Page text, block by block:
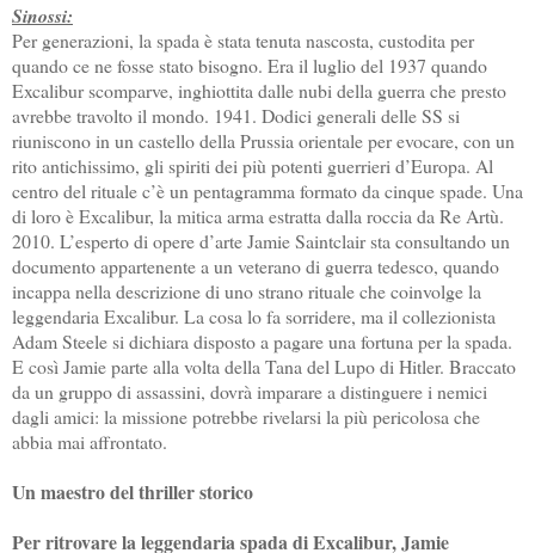
Sinossi:
Per generazioni, la spada è stata tenuta nascosta, custodita per
quando ce ne fosse stato bisogno. Era il luglio del 1937 quando
Excalibur scomparve, inghiottita dalle nubi della guerra che presto
avrebbe travolto il mondo. 1941. Dodici generali delle SS si
riuniscono in un castello della Prussia orientale per evocare, con un
rito antichissimo, gli spiriti dei più potenti guerrieri d’Europa. Al
centro del rituale c’è un pentagramma formato da cinque spade. Una
di loro è Excalibur, la mitica arma estratta dalla roccia da Re Artù.
2010. L’esperto di opere d’arte Jamie Saintclair sta consultando un
documento appartenente a un veterano di guerra tedesco, quando
incappa nella descrizione di uno strano rituale che coinvolge la
leggendaria Excalibur. La cosa lo fa sorridere, ma il collezionista
Adam Steele si dichiara disposto a pagare una fortuna per la spada.
E così Jamie parte alla volta della Tana del Lupo di Hitler. Braccato
da un gruppo di assassini, dovrà imparare a distinguere i nemici
dagli amici: la missione potrebbe rivelarsi la più pericolosa che
abbia mai affrontato.
Un maestro del thriller storico
Per ritrovare la leggendaria spada di Excalibur, Jamie